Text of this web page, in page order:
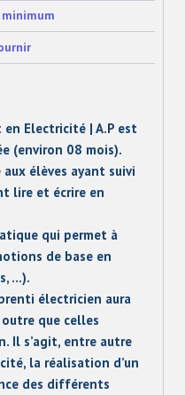
minimum
en Electricité | A.P est
(environ 08 mois).
élèves ayant suivi
lire et écrire en
qui permet à
de base en
…).
électricien aura
que celles
Il s’agit, entre autre
la réalisation d’un
des différents